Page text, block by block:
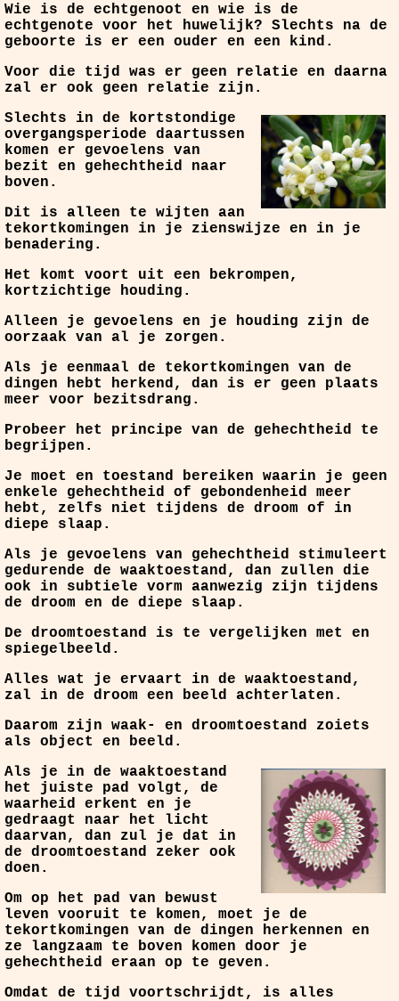
Wie is de echtgenoot en wie is de
echtgenote voor het huwelijk? Slechts na de
geboorte is er een ouder en een kind.
Voor die tijd was er geen relatie en daarna
zal er ook geen relatie zijn.
Slechts in de kortstondige
overgangsperiode daartussen
komen er gevoelens van
bezit en gehechtheid naar
boven.
Dit is alleen te wijten aan
tekortkomingen in je zienswijze en in je
benadering.
Het komt voort uit een bekrompen,
kortzichtige houding.
Alleen je gevoelens en je houding zijn de
oorzaak van al je zorgen.
Als je eenmaal de tekortkomingen van de
dingen hebt herkend, dan is er geen plaats
meer voor bezitsdrang.
Probeer het principe van de gehechtheid te
begrijpen.
Je moet en toestand bereiken waarin je geen
enkele gehechtheid of gebondenheid meer
hebt, zelfs niet tijdens de droom of in
diepe slaap.
Als je gevoelens van gehechtheid stimuleert
gedurende de waaktoestand, dan zullen die
ook in subtiele vorm aanwezig zijn tijdens
de droom en de diepe slaap.
De droomtoestand is te vergelijken met en
spiegelbeeld.
Alles wat je ervaart in de waaktoestand,
zal in de droom een beeld achterlaten.
Daarom zijn waak- en droomtoestand zoiets
als object en beeld.
Als je in de waaktoestand
het juiste pad volgt, de
waarheid erkent en je
gedraagt naar het licht
daarvan, dan zul je dat in
de droomtoestand zeker ook
doen.
Om op het pad van bewust
leven vooruit te komen, moet je de
tekortkomingen van de dingen herkennen en
ze langzaam te boven komen door je
gehechtheid eraan op te geven.
Omdat de tijd voortschrijdt, is alles